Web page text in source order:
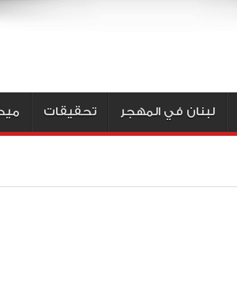
لبنان في المهجر تحقيقات